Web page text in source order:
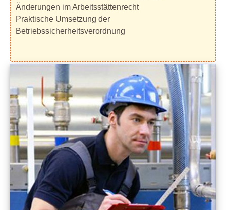
Änderungen im Arbeitsstättenrecht
Praktische Umsetzung der
Betriebssicherheitsverordnung